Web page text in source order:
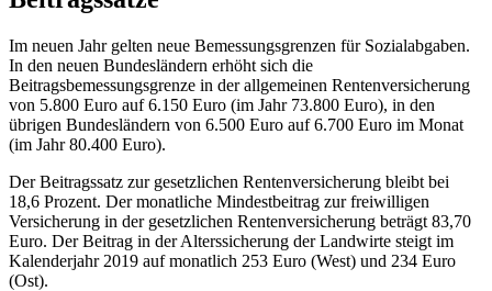
Im neuen Jahr gelten neue Bemessungsgrenzen für Sozialabgaben.
In den neuen Bundesländern erhöht sich die
Beitragsbemessungsgrenze in der allgemeinen Rentenversicherung
von 5.800 Euro auf 6.150 Euro (im Jahr 73.800 Euro), in den
übrigen Bundesländern von 6.500 Euro auf 6.700 Euro im Monat
(im Jahr 80.400 Euro).
Der Beitragssatz zur gesetzlichen Rentenversicherung bleibt bei
18,6 Prozent. Der monatliche Mindestbeitrag zur freiwilligen
Versicherung in der gesetzlichen Rentenversicherung beträgt 83,70
Euro. Der Beitrag in der Alterssicherung der Landwirte steigt im
Kalenderjahr 2019 auf monatlich 253 Euro (West) und 234 Euro
(Ost).